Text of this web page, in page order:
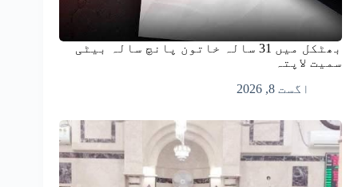
بھٹکل میں 31 سالہ خاتون پانچ سالہ بیٹی
سمیت لاپتہ
اگست 8, 2026